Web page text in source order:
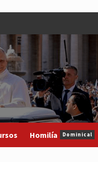
Homilía Dominical